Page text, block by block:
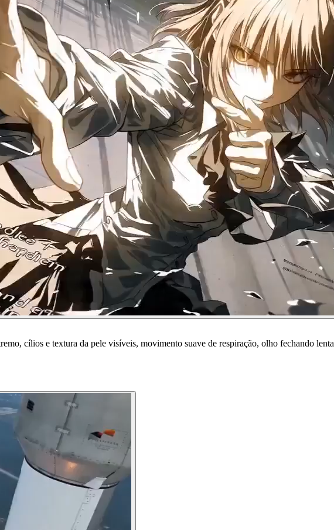
cílios e textura da pele visíveis, movimento suave de respiração, olho fechando